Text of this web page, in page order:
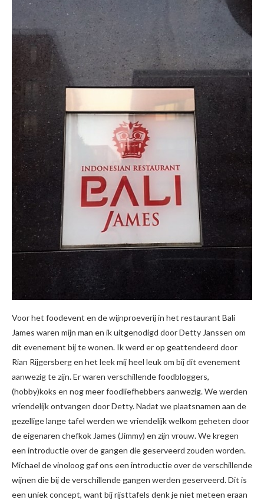
Voor het foodevent en de wijnproeverij in het restaurant Bali
James waren mijn man en ik uitgenodigd door Detty Janssen om
dit evenement bij te wonen. Ik werd er op geattendeerd door
Rian Rijgersberg en het leek mij heel leuk om bij dit evenement
aanwezig te zijn. Er waren verschillende foodbloggers,
(hobby)koks en nog meer foodliefhebbers aanwezig. We werden
vriendelijk ontvangen door Detty. Nadat we plaatsnamen aan de
gezellige lange tafel werden we vriendelijk welkom geheten door
de eigenaren chefkok James (Jimmy) en zijn vrouw. We kregen
een introductie over de gangen die geserveerd zouden worden.
Michael de vinoloog gaf ons een introductie over de verschillende
wijnen die bij de verschillende gangen werden geserveerd. Dit is
een uniek concept, want bij rijsttafels denk je niet meteen eraan